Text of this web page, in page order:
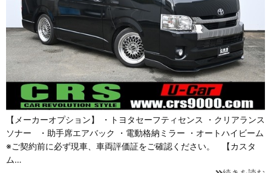
【メーカーオプション】 ・トヨタセーフティセンス ・クリアランス
ソナー ・助手席エアバック ・電動格納ミラー ・オートハイビーム
※ご契約前に必ず現車、車両評価証をご確認ください。 【カスタ
ム…